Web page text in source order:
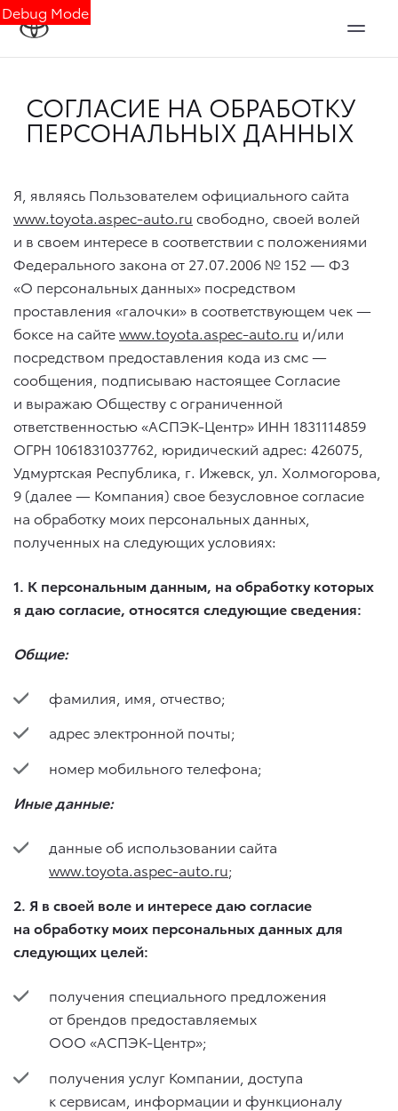
Debug Mode
СОГЛАСИЕ НА ОБРАБОТКУ
ПЕРСОНАЛЬНЫХ ДАННЫХ
Я, являясь Пользователем официального сайта
www.toyota.aspec-auto.ru свободно, своей волей
и в своем интересе в соответствии с положениями
Федерального закона от 27.07.2006 № 152 — ФЗ
«О персональных данных» посредством
проставления «галочки» в соответствующем чек —
боксе на сайтеwww.toyota.aspec-auto.ru и/или
посредством предоставления кода из смс —
сообщения, подписываю настоящее Согласие
и выражаю Обществу с ограниченной
ответственностью «АСПЭК-Центр» ИНН 1831114859
ОГРН 1061831037762, юридический адрес: 426075,
Удмуртская Республика, г. Ижевск, ул. Холмогорова,
9 (далее — Компания) свое безусловное согласие
на обработку моих персональных данных,
полученных на следующих условиях:
1. К персональным данным, на обработку которых
я даю согласие, относятся следующие сведения:
Общие:
фамилия, имя, отчество;
адрес электронной почты;
номер мобильного телефона;
Иные данные:
данные об использовании сайта
www.toyota.aspec-auto.ru;
2. Я в своей воле и интересе даю согласие
на обработку моих персональных данных для
следующих целей:
получения специального предложения
от брендов предоставляемых
ООО «АСПЭК-Центр»;
получения услуг Компании, доступа
к сервисам, информации и функционалу